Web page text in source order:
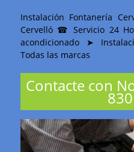
Instalación Fontanería
Cervelló ☎ Servicio 24
acondicionado ➤
Todas las marcas
Contacte con